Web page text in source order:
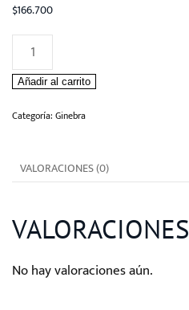
$166.700
GINEBRA
BEEFEATER
24
cantidad
Añadir al carrito
Categoría: Ginebra
VALORACIONES (0)
VALORACIONES
No hay valoraciones aún.